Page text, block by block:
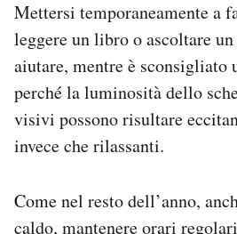
Mettersi temporaneamente a
leggere un libro o ascoltare
aiutare, mentre è sconsigliato
perché la luminosità dello
visivi possono risultare
invece che rilassanti.
Come nel resto dell’anno,
caldo, mantenere orari